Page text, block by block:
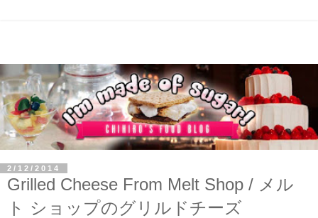
2/12/2014
Grilled Cheese From Melt Shop / メル
ト ショップのグリルドチーズ